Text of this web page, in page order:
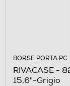
BORSE PORTA PC
RIVACASE -
15,6"-Grigio